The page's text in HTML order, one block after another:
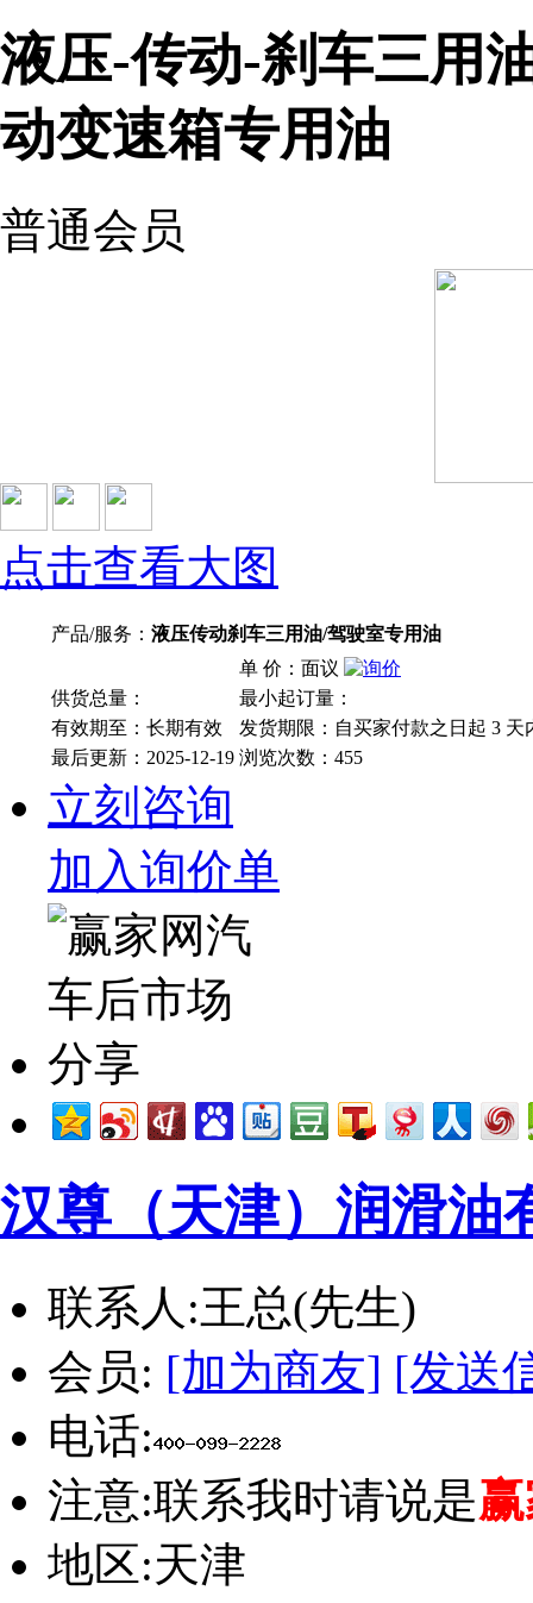
液压-传动-刹车三用
动变速箱专用油
普通会员
点击查看大图
产品/服务： 液压传动刹车三用油/驾驶室专用油
单 价：面议
供货总量：
最小起订量：
有效期至：长期有效
发货期限：自买家付款之日起 3 天
最后更新：2025-12-19 浏览次数： 455
立刻咨询
加入询价单
汉尊（天津）润滑油
联系人:王总(先生)
会员: [加为商友] [发送
电话:
注意:联系我时请说是
地区:天津